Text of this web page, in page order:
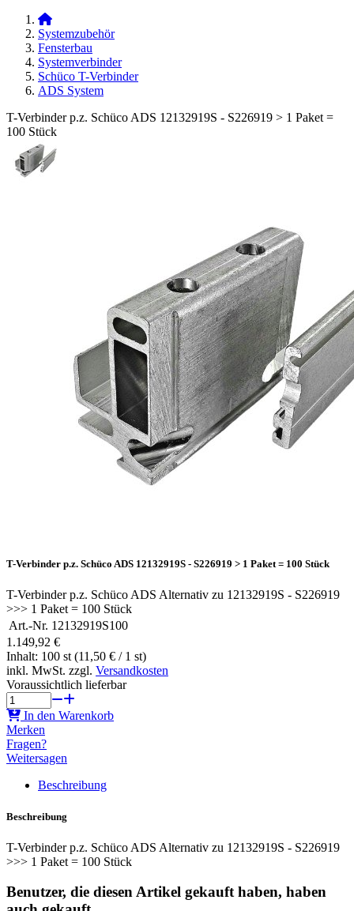
Systemzubehör
Fensterbau
Systemverbinder
Schüco T-Verbinder
ADS System
T-Verbinder p.z. Schüco ADS 12132919S - S226919 > 1 Paket =
100 Stück
T-Verbinder p.z. Schüco ADS 12132919S - S226919 > 1 Paket = 100 Stück
T-Verbinder p.z. Schüco ADS Alternativ zu 12132919S - S226919
>>> 1 Paket = 100 Stück
Art.-Nr. 12132919S100
1.149,92 €
Inhalt: 100 st (11,50 € / 1 st)
inkl. MwSt. zzgl. Versandkosten
Voraussichtlich lieferbar
In den Warenkorb
Merken
Fragen?
Weitersagen
Beschreibung
Beschreibung
T-Verbinder p.z. Schüco ADS Alternativ zu 12132919S - S226919
>>> 1 Paket = 100 Stück
Benutzer, die diesen Artikel gekauft haben, haben